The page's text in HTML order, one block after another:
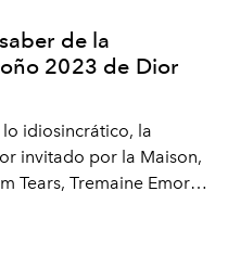
de la
2023 de Dior
idiosincrático, la
invitado por la Maison,
Tears, Tremaine Emory